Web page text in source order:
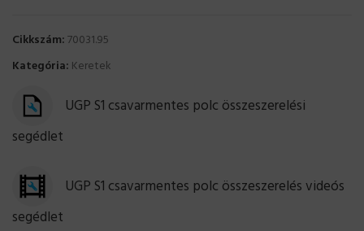
Cikkszám:70031.95
Kategória: Keretek
UGP S1 csavarmentes polc összeszerelési
segédlet
UGP S1 csavarmentes polc összeszerelés videós
segédlet